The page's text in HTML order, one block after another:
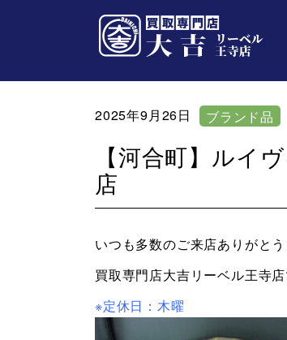
2025年9月26日 ブランド品
【河合町】ルイ
店
いつも多数のご来店ありがとう
買取専門店大吉リーベル王寺店
※定休日：木曜